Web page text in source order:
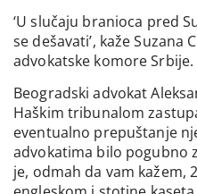
‘U slučaju branioca pred
se dešavati’, kaže
advokatske komore Srbije.
Beogradski advokat
Haškim tribunalom
eventualno prepuštanje
advokatima bilo pogubno
je, odmah da vam kažem,